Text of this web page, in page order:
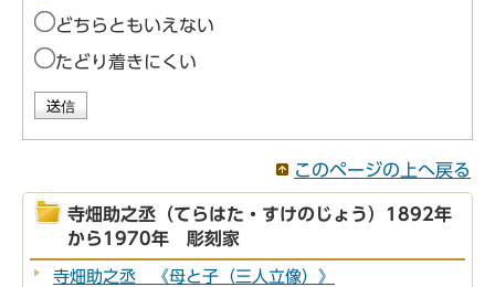
どちらともいえない
たどり着きにくい
このページの上へ戻る
寺畑助之丞（てらはた・すけのじょう）1892年
から1970年 彫刻家
寺畑助之丞 《母と子（三人立像）》